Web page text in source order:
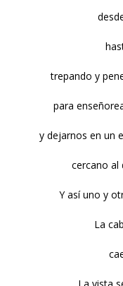
trepando y
para
y dejarnos en un
cercano al
Y así uno y
La